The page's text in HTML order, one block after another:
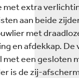
met extra
aan beide
met
en afdekkap. De
een gesloten
is de zij-